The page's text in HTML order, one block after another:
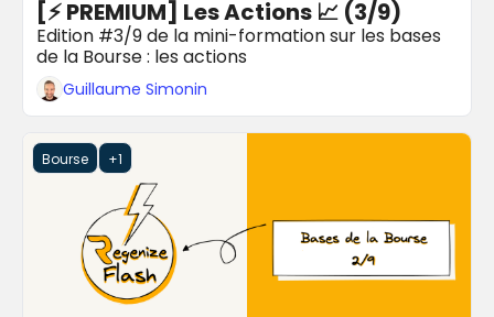
[⚡️ PREMIUM] Les Actions 📈 (3/9)
Edition #3/9 de la mini-formation sur les bases
de la Bourse : les actions
Guillaume Simonin
Bourse +1